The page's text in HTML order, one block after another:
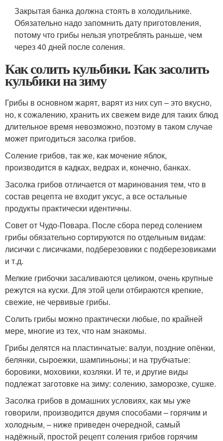
Закрытая банка должна стоять в холодильнике.
Обязательно надо запомнить дату приготовления,
потому что грибы нельзя употреблять раньше, чем
через 40 дней после соления.
Как солить кульбики. Как засолить
кульбики на зиму
Грибы в основном жарят, варят из них суп – это вкусно,
но, к сожалению, хранить их свежем виде для таких блюд
длительное время невозможно, поэтому в таком случае
может пригодиться засолка грибов.
Соление грибов, так же, как мочение яблок,
производится в кадках, ведрах и, конечно, банках.
Засолка грибов отличается от маринования тем, что в
состав рецепта не входит уксус, а все остальные
продукты практически идентичны.
Совет от Чудо-Повара. После сбора перед солением
грибы обязательно сортируются по отдельным видам:
лисички с лисичками, подберезовики с подберезовиками
и т.д.
Мелкие грибочки засаливаются целиком, очень крупные
режутся на куски. Для этой цели отбираются крепкие,
свежие, не червивые грибы.
Солить грибы можно практически любые, по крайней
мере, многие из тех, что нам знакомы.
Грибы делятся на пластинчатые: валуи, поздние опёнки,
белянки, сыроежки, шампиньоны; и на трубчатые:
боровики, моховики, козляки. И те, и другие виды
подлежат заготовке на зиму: солению, заморозке, сушке.
Засолка грибов в домашних условиях, как мы уже
говорили, производится двумя способами – горячим и
холодным, – ниже приведен очередной, самый
надёжный, простой рецепт соления грибов горячим